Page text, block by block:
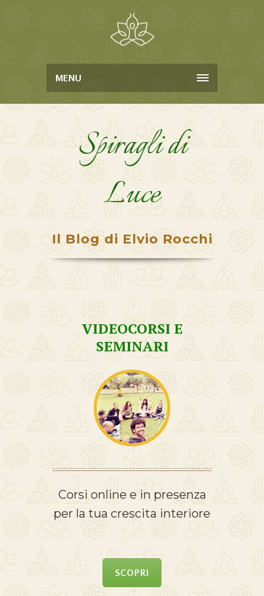
MENU
Spiragli di
Luce
Il Blog di Elvio Rocchi
VIDEOCORSI E
SEMINARI
Corsi online e in presenza
per la tua crescita interiore
SCOPRI